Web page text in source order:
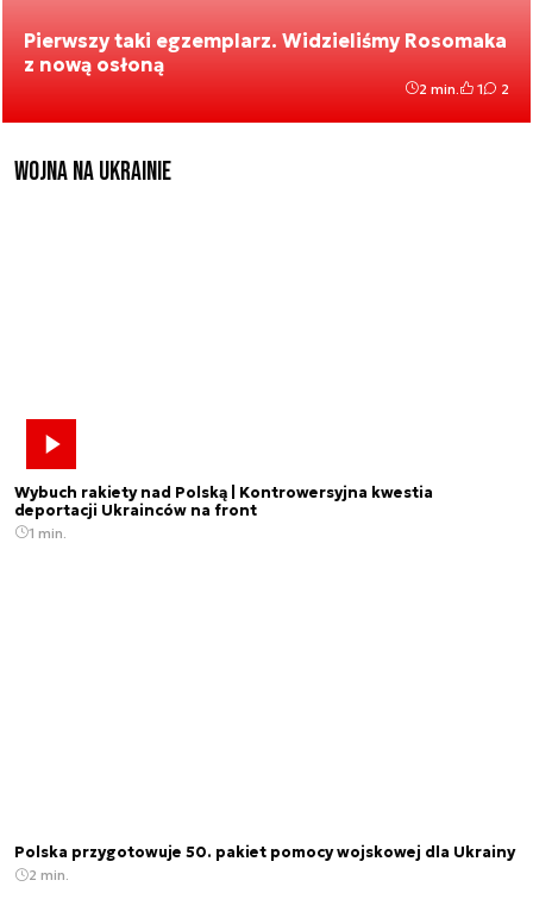
Pierwszy taki egzemplarz. Widzieliśmy Rosomaka
z nową osłoną
2 min. 1 2
Wojna na Ukrainie
Wybuch rakiety nad Polską | Kontrowersyjna kwestia
deportacji Ukrainców na front
1 min.
Polska przygotowuje 50. pakiet pomocy wojskowej dla Ukrainy
2 min.